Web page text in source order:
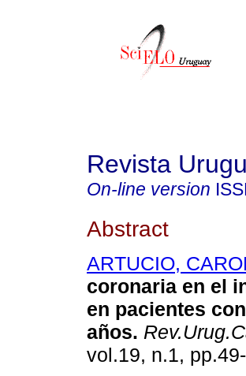
Revista
On-line version
Abstract
ARTUCIO,
coronaria en el
en pacientes
años.
vol.19, n.1,